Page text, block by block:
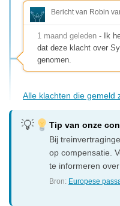
Bericht van Robin
1 maand geleden - Ik
dat deze klacht over
genomen.
Alle klachten die gemeld
Tip van onze
Bij
op compensatie.
te informeren
Bron: Europese